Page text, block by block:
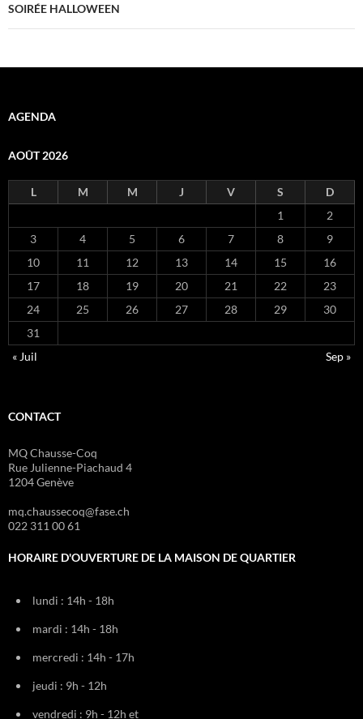
SOIRÉE HALLOWEEN
AGENDA
AOÛT 2026
L M M J V S
D
1
2
3
4 5 6 7 8
9
10
11 12 13 14 15
16
17
18 19 20 21 22
23
24
25 26 27 28 29
30
31
« Juil
Sep »
CONTACT
MQ Chausse-Coq
Rue Julienne-Piachaud 4
1204 Genève
mq.chaussecoq@fase.ch
022 311 00 61
HORAIRE D'OUVERTURE DE LA MAISON DE QUARTIER
lundi : 14h - 18h
mardi : 14h - 18h
mercredi : 14h - 17h
jeudi : 9h - 12h
vendredi : 9h - 12h et